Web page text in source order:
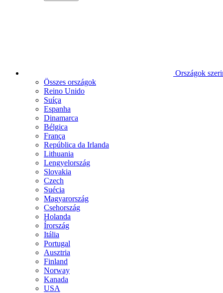
Országok
Összes országok
Reino Unido
Suíça
Espanha
Dinamarca
Bélgica
França
República da Irlanda
Lithuania
Lengyelország
Slovakia
Czech
Suécia
Magyarország
Csehország
Holanda
Írország
Itália
Portugal
Ausztria
Finland
Norway
Kanada
USA